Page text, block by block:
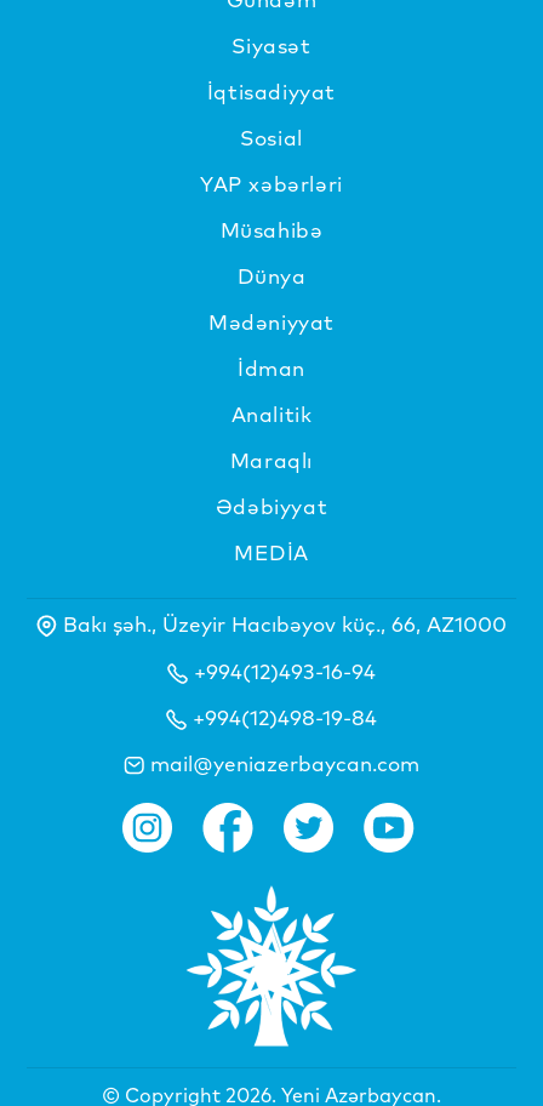
Siyasət
İqtisadiyyat
Sosial
YAP xəbərləri
Müsahibə
Dünya
Mədəniyyat
İdman
Analitik
Maraqlı
Ədəbiyyat
MEDİA
Bakı şəh., Üzeyir Hacıbəyov küç., 66, AZ1000
+994(12)493-16-94
+994(12)498-19-84
mail@yeniazerbaycan.com
© Copyright 2026. Yeni Azərbaycan.